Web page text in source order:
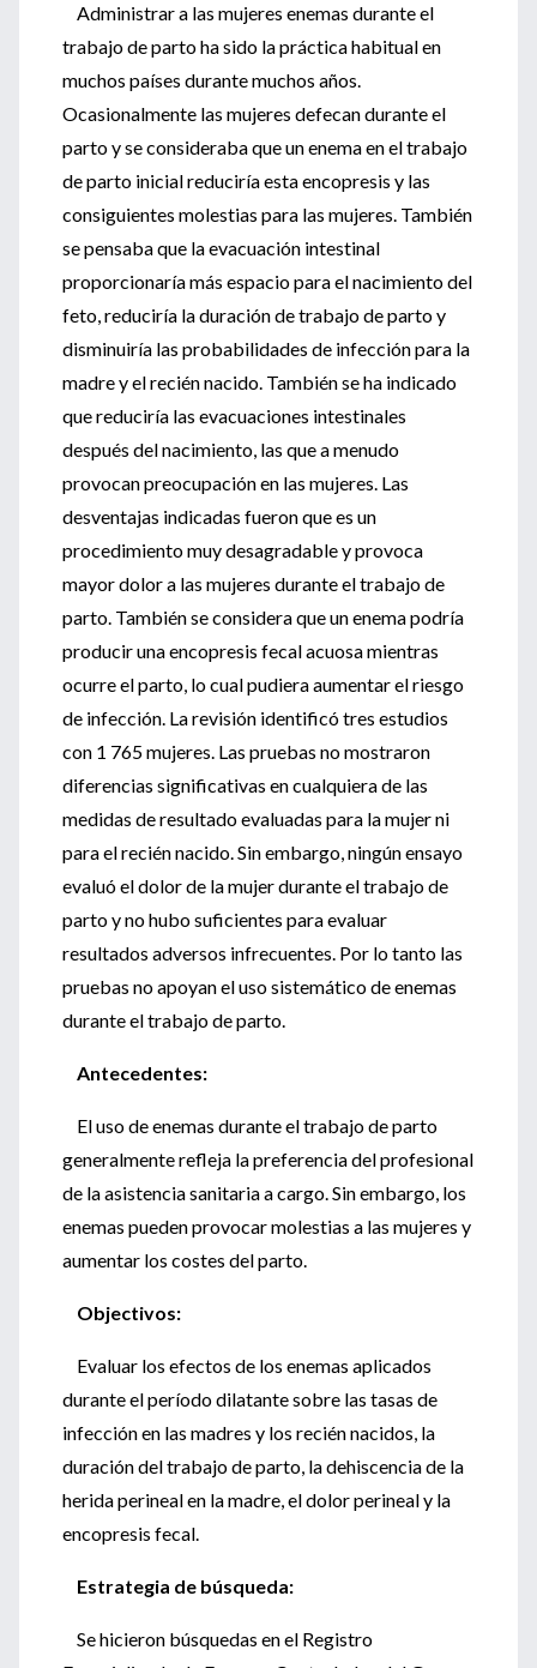
Administrar a las mujeres enemas durante el
trabajo de parto ha sido la práctica habitual en
muchos países durante muchos años.
Ocasionalmente las mujeres defecan durante el
parto y se consideraba que un enema en el trabajo
de parto inicial reduciría esta encopresis y las
consiguientes molestias para las mujeres. También
se pensaba que la evacuación intestinal
proporcionaría más espacio para el nacimiento del
feto, reduciría la duración de trabajo de parto y
disminuiría las probabilidades de infección para la
madre y el recién nacido. También se ha indicado
que reduciría las evacuaciones intestinales
después del nacimiento, las que a menudo
provocan preocupación en las mujeres. Las
desventajas indicadas fueron que es un
procedimiento muy desagradable y provoca
mayor dolor a las mujeres durante el trabajo de
parto. También se considera que un enema podría
producir una encopresis fecal acuosa mientras
ocurre el parto, lo cual pudiera aumentar el riesgo
de infección. La revisión identificó tres estudios
con 1 765 mujeres. Las pruebas no mostraron
diferencias significativas en cualquiera de las
medidas de resultado evaluadas para la mujer ni
para el recién nacido. Sin embargo, ningún ensayo
evaluó el dolor de la mujer durante el trabajo de
parto y no hubo suficientes para evaluar
resultados adversos infrecuentes. Por lo tanto las
pruebas no apoyan el uso sistemático de enemas
durante el trabajo de parto.
Antecedentes:
El uso de enemas durante el trabajo de parto
generalmente refleja la preferencia del profesional
de la asistencia sanitaria a cargo. Sin embargo, los
enemas pueden provocar molestias a las mujeres y
aumentar los costes del parto.
Objectivos:
Evaluar los efectos de los enemas aplicados
durante el período dilatante sobre las tasas de
infección en las madres y los recién nacidos, la
duración del trabajo de parto, la dehiscencia de la
herida perineal en la madre, el dolor perineal y la
encopresis fecal.
Estrategia de búsqueda:
Se hicieron búsquedas en el Registro